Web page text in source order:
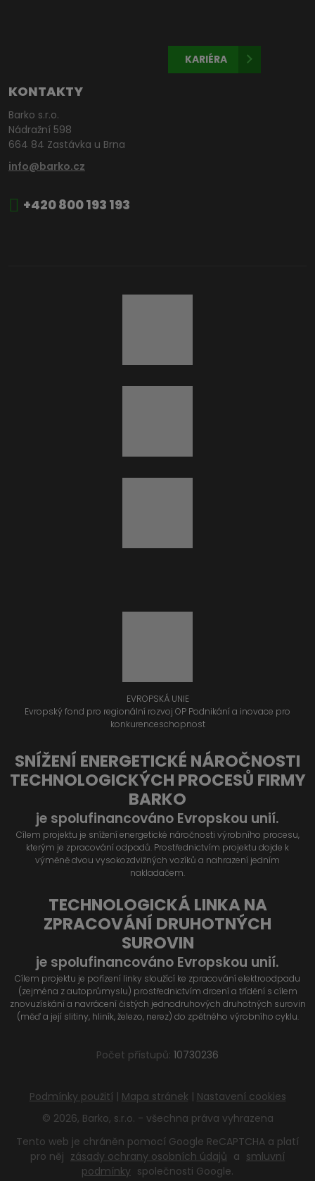
KARIÉRA
KONTAKTY
Barko s.r.o.
Nádražní 598
664 84 Zastávka u Brna
info@barko.cz
+420 800 193 193
EVROPSKÁ UNIE
Evropský fond pro regionální rozvoj OP Podnikání a inovace pro
konkurenceschopnost
SNÍŽENÍ ENERGETICKÉ NÁROČNOSTI
TECHNOLOGICKÝCH PROCESŮ FIRMY
BARKO
je spolufinancováno Evropskou unií.
Cílem projektu je snížení energetické náročnosti výrobního procesu,
kterým je zpracování odpadů. Prostřednictvím projektu dojde k
výměně dvou vysokozdvižných vozíků a nahrazení jedním
nakladačem.
TECHNOLOGICKÁ LINKA NA
ZPRACOVÁNÍ DRUHOTNÝCH
SUROVIN
je spolufinancováno Evropskou unií.
Cílem projektu je pořízení linky sloužící ke zpracování elektroodpadu
(zejména z autoprůmyslu) prostřednictvím drcení a třídění s cílem
znovuzískání a navrácení čistých jednodruhových druhotných surovin
(měď a její slitiny, hliník, železo, nerez) do zpětného výrobního cyklu.
Počet přístupů: 10730236
© 2026, Barko, s.r.o. - všechna práva vyhrazena
Podmínky použití | Mapa stránek | Nastavení cookies
Tento web je chráněn pomocí Google ReCAPTCHA a platí
pro něj zásady ochrany osobních údajů a smluvní
podmínky společnosti Google.